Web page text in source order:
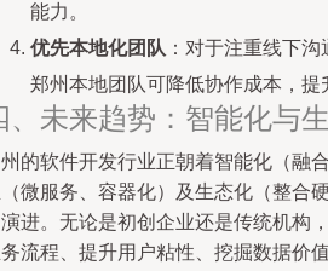
能力。
优先本地化团队 ：对于注重线下
郑州本地团队可降低协作成本，提
、未来趋势：智能化与
的软件开发行业正朝着智能化（融
微服务、容器化）及生态化（整合
进。无论是初创企业还是传统机构
流程、提升用户粘性、挖掘数据价